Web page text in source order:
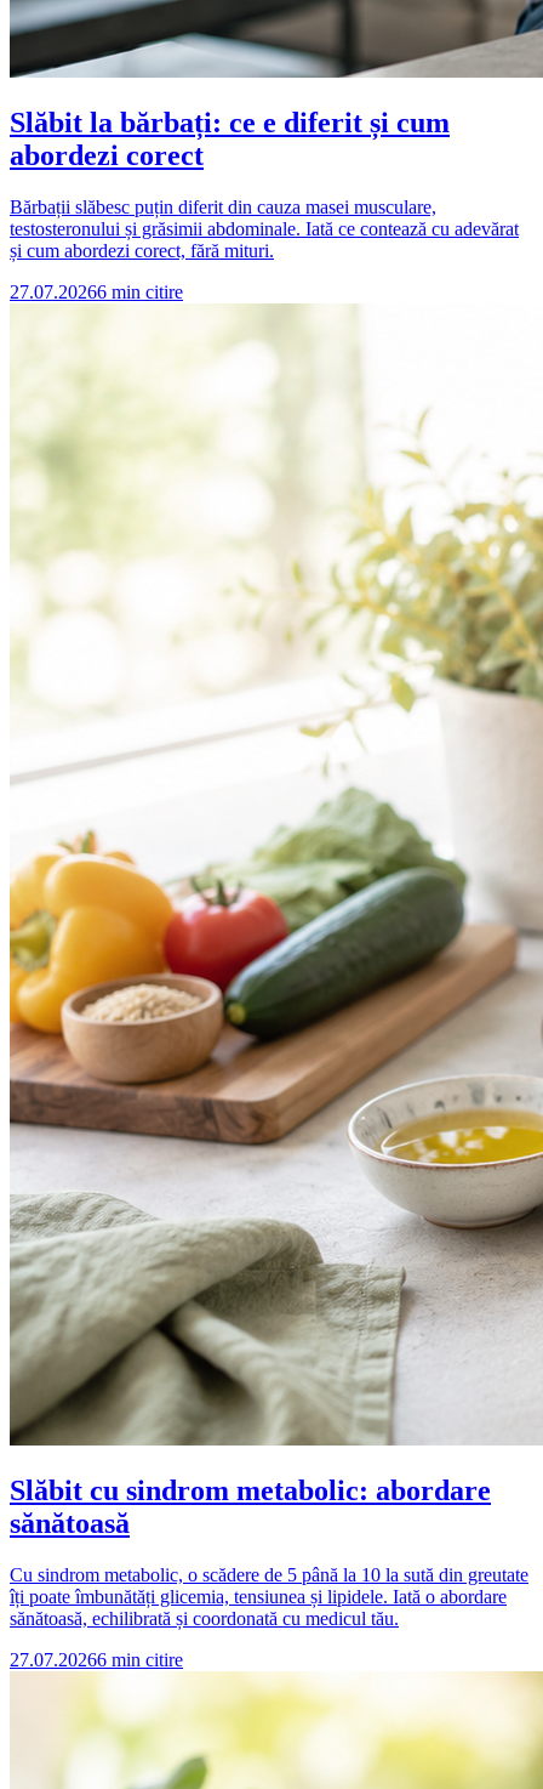
Slăbit la bărbați: ce e diferit și cum
abordezi corect
Bărbații slăbesc puțin diferit din cauza masei musculare,
testosteronului și grăsimii abdominale. Iată ce contează cu adevărat
și cum abordezi corect, fără mituri.
27.07.20266 min citire
Slăbit cu sindrom metabolic: abordare
sănătoasă
Cu sindrom metabolic, o scădere de 5 până la 10 la sută din greutate
îți poate îmbunătăți glicemia, tensiunea și lipidele. Iată o abordare
sănătoasă, echilibrată și coordonată cu medicul tău.
27.07.20266 min citire